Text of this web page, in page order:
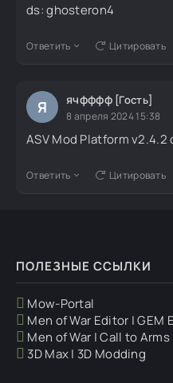
ds: ghosteron4
Ответить Цитировать
Я ячфффф [Гость]
8 апреля 2024 15:38
ASV Mod Platform v2.4.2
Ответить Цитировать
ПОЛЕЗНЫЕ ССЫЛКИ
Mow-Portal
Men of War Editor | GEM
Men of War | Call to Arms
3D Max | 3D Modding